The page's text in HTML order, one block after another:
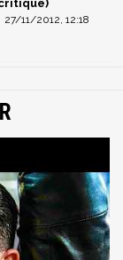
27/11/2012, 12:18